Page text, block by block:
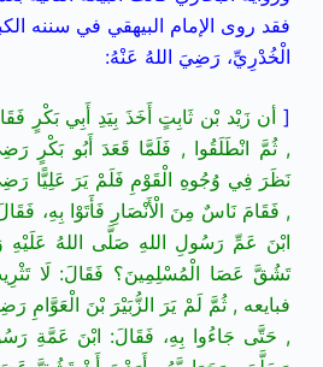
فقد روى الإمام البيهقي في سننه
الْخُدْرِيِّ، رَضِيَ اللهُ عَنْهُ:
[ أن زَيْد بْن ثَابِتٍ أَخَذَ بِيَدِ أَبِي بَكْرٍ
, ثُمَّ انْطَلَقُوا , فَلَمَّا قَعَدَ أَبُو بَكْرٍ
نَظَرَ فِي وُجُوهِ الْقَوْمِ فَلَمْ يَرَ عَلِيًّا
, فَقَامَ نَاسٌ مِنَ الْأَنْصَارِ فَأَتَوْا بِهِ،
ابْنَ عَمِّ رَسُولِ اللهِ صَلَّى اللهُ
تَشُقَّ عَصَا الْمُسْلِمِينَ؟ فَقَالَ: لَا
فبايعه , ثُمَّ لَمْ يَرَ الزُّبَيْرَ بْنَ الْعَوَّامِ
, حَتَّى جَاءُوا بِهِ، فَقَالَ: ابْنَ عَمَّةِ